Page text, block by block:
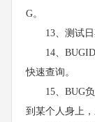
G。
13、测试日
14、BUGID
快速查询。
15、BUG负
到某个人身上